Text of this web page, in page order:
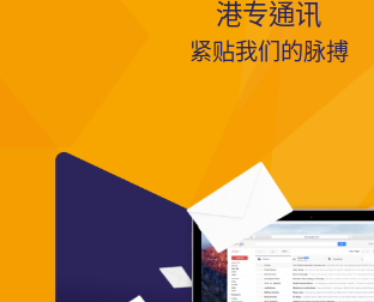
港专通讯
紧贴我们的脉搏